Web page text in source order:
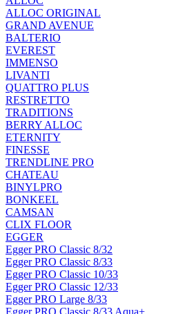
ALLOC ORIGINAL
GRAND AVENUE
BALTERIO
EVEREST
IMMENSO
LIVANTI
QUATTRO PLUS
RESTRETTO
TRADITIONS
BERRY ALLOC
ETERNITY
FINESSE
TRENDLINE PRO
CHATEAU
BINYLPRO
BONKEEL
CAMSAN
CLIX FLOOR
EGGER
Egger PRO Classic 8/32
Egger PRO Classic 8/33
Egger PRO Classic 10/33
Egger PRO Classic 12/33
Egger PRO Large 8/33
Egger PRO Classic 8/33 Aqua+